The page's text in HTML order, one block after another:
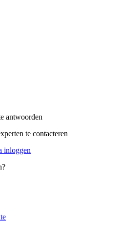
antwoorden
te contacteren
inloggen